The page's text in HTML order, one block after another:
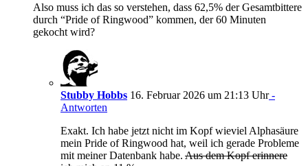
Also muss ich das so verstehen, dass 62,5% der Gesamtbittere
durch “Pride of Ringwood” kommen, der 60 Minuten
gekocht wird?
Stubby Hobbs 16. Februar 2026 um 21:13 Uhr-
Antworten
Exakt. Ich habe jetzt nicht im Kopf wieviel Alphasäure
mein Pride of Ringwood hat, weil ich gerade Probleme
mit meiner Datenbank habe. Aus dem Kopf erinnere